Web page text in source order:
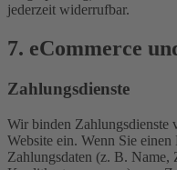
jederzeit widerrufbar.
7. eCommerce
Zahlungsdienste
Wir binden Zahlungsdienste
Website ein. Wenn Sie
Zahlungsdaten (z. B.